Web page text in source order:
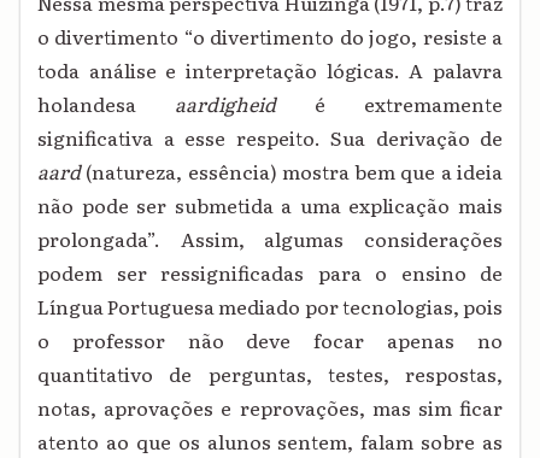
o divertimento “o divertimento do jogo, resiste a
toda análise e interpretação lógicas. A palavra
holandesa aardigheidé extremamente
significativa a esse respeito. Sua derivação de
aard(natureza, essência) mostra bem que a ideia
não pode ser submetida a uma explicação mais
prolongada”. Assim, algumas considerações
podem ser ressignificadas para o ensino de
Língua Portuguesa mediado por tecnologias, pois
o professor não deve focar apenas no
quantitativo de perguntas, testes, respostas,
notas, aprovações e reprovações, mas sim ficar
atento ao que os alunos sentem, falam sobre as